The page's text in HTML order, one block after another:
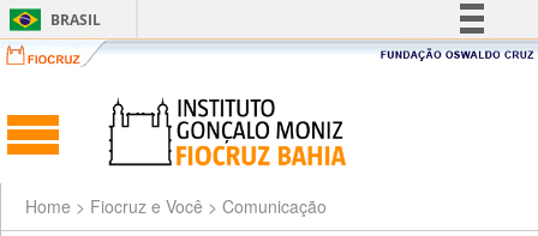
BRASIL
Simplifique!
Acesso à informação
Home > Fiocruz e Você > Comunicação